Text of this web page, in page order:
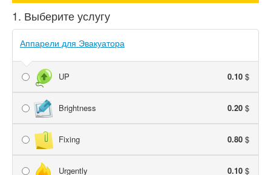
1. Выберите услугу
Аппарели для Эвакуатора
UP 0.10 $
Brightness 0.20 $
Fixing 0.80 $
Urgently 0.10 $